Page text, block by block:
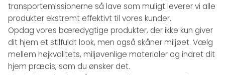
transportemissionerne så lave som muligt leverer vi alle
produkter ekstremt effektivt til vores kunder.
Opdag vores bæredygtige produkter, der ikke kun giver
dit hjem et stilfuldt look, men også skåner miljøet. Vælg
mellem højkvalitets, miljøvenlige materialer og indret dit
hjem præcis, som du ønsker det.